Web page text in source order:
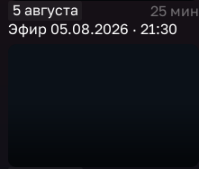
5 августа
25 мин
Эфир 05.08.2026 · 21:30